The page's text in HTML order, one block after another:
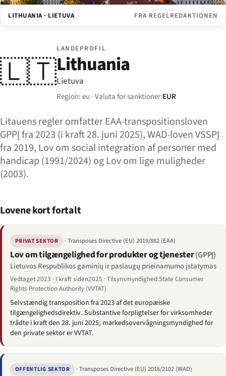
LITHUANIA · LIETUVA FRA REGELREDAKTIONEN
🇱🇹
LANDEPROFIL
Lithuania
Lietuva
Region: eu · Valuta for sanktioner:EUR
Litauens regler omfatter EAA-transpositionsloven
GPPĮ fra 2023 (i kraft 28. juni 2025), WAD-loven VSSPĮ
fra 2019, Lov om social integration af personer med
handicap (1991/2024) og Lov om lige muligheder
(2003).
Lovene kort fortalt
PRIVAT SEKTOR · Transposes Directive (EU) 2019/882 (EAA)
Lov om tilgængelighed for produkter og tjenester(GPPĮ)
Lietuvos Respublikos gaminių ir paslaugų prieinamumo įstatymas
Vedtaget 2023 · I kraft siden2025 · Tilsynsmyndighed:State Consumer
Rights Protection Authority (VVTAT)
Selvstændig transposition fra 2023 af det europæiske
tilgængelighedsdirektiv. Substantive forpligtelser for virksomheder
trådte i kraft den 28. juni 2025; markedsovervågningsmyndighed for
den private sektor er VVTAT.
OFFENTLIG SEKTOR · Transposes Directive (EU) 2016/2102 (WAD)